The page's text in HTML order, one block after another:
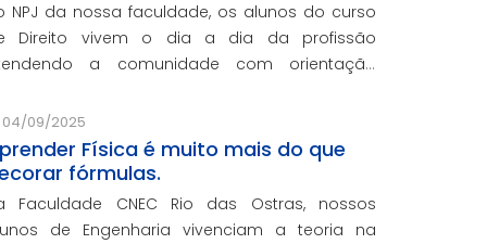
NPJ da nossa faculdade, os alunos do curso
Direito vivem o dia a dia da profissão
a comunidade com orientação
especializados.
04/09/2025
Física é muito mais do que
fórmulas.
Faculdade CNEC Rio das Ostras, nossos
de Engenharia vivenciam a teoria na